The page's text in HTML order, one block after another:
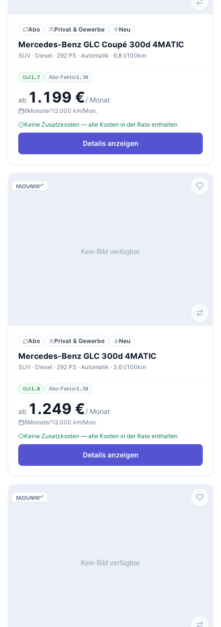
Abo Privat & Gewerbe Neu
Mercedes-Benz GLC Coupé 300d 4MATIC
SUV · Diesel · 292 PS · Automatik · 6,8 l/100km
Gut1,7 Abo-Faktor1,36
ab 1.199 €/ Monat
6Monate
2.000 km/Mon.
Keine Zusatzkosten — alle Kosten in der Rate enthalten
Details anzeigen
Abo Privat & Gewerbe Neu
Mercedes-Benz GLC 300d 4MATIC
SUV · Diesel · 292 PS · Automatik · 5,6 l/100km
Gut1,8 Abo-Faktor1,38
ab 1.249 €/ Monat
6Monate
2.000 km/Mon.
Keine Zusatzkosten — alle Kosten in der Rate enthalten
Details anzeigen